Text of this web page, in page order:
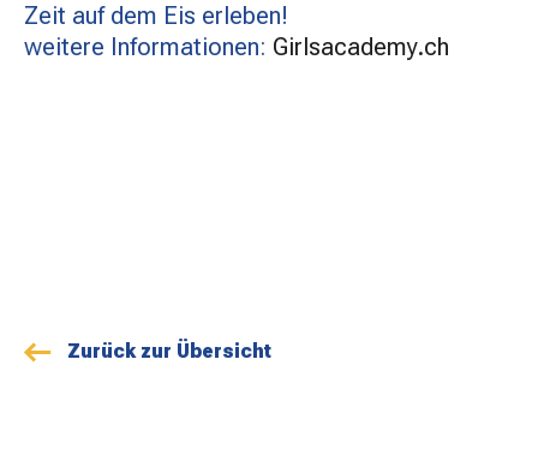
Zeit auf dem Eis erleben!
weitere Informationen: Girlsacademy.ch
Zurück zur Übersicht